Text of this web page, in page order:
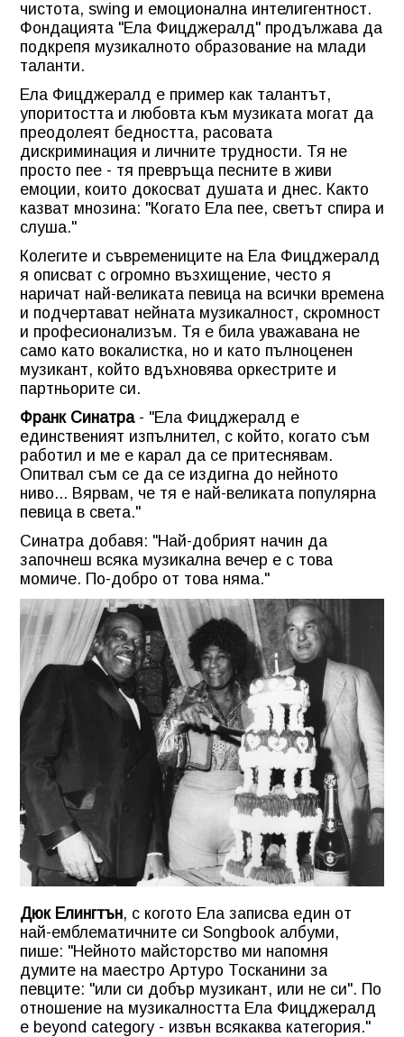
чистота, swing и емоционална интелигентност.
Фондацията "Ела Фицджералд" продължава да
подкрепя музикалното образование на млади
таланти.
Ела Фицджералд е пример как талантът,
упоритостта и любовта към музиката могат да
преодолеят бедността, расовата
дискриминация и личните трудности. Тя не
просто пее - тя превръща песните в живи
емоции, които докосват душата и днес. Както
казват мнозина: "Когато Ела пее, светът спира и
слуша."
Колегите и съвремениците на Ела Фицджералд
я описват с огромно възхищение, често я
наричат най-великата певица на всички времена
и подчертават нейната музикалност, скромност
и професионализъм. Тя е била уважавана не
само като вокалистка, но и като пълноценен
музикант, който вдъхновява оркестрите и
партньорите си.
Франк Синатра- "Ела Фицджералд е
единственият изпълнител, с който, когато съм
работил и ме е карал да се притеснявам.
Опитвал съм се да се издигна до нейното
ниво... Вярвам, че тя е най-великата популярна
певица в света."
Синатра добавя: "Най-добрият начин да
започнеш всяка музикална вечер е с това
момиче. По-добро от това няма."
Дюк Елингтън, с когото Ела записва един от
най-емблематичните си Songbook албуми,
пише: "Нейното майсторство ми напомня
думите на маестро Артуро Тосканини за
певците: "или си добър музикант, или не си". По
отношение на музикалността Ела Фицджералд
е beyond category - извън всякаква категория."